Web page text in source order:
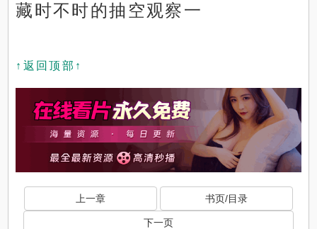
藏时不时的抽空观察一
↑返回顶部↑
上一章 书页/目录
下一页